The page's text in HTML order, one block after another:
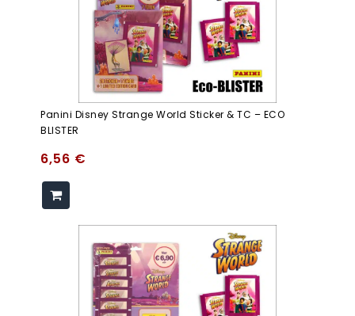
Panini Disney Strange World Sticker & TC – ECO
BLISTER
6,56 €